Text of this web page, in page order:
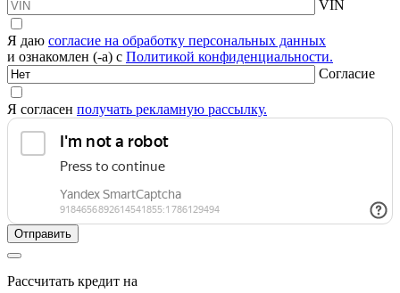
VIN
Я даю согласие на обработку персональных данных
и ознакомлен (-а) с Политикой конфиденциальности.
Согласие
Я согласен получать рекламную рассылку.
Рассчитать кредит на